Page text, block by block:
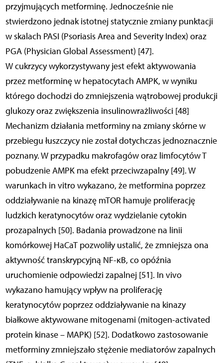
przyjmujących metforminę. Jednocześnie nie
stwierdzono jednak istotnej statycznie zmiany punktacji
w skalach PASI (Psoriasis Area and Severity Index) oraz
PGA (Physician Global Assessment) [47].
W cukrzycy wykorzystywany jest efekt aktywowania
przez metforminę w hepatocytach AMPK, w wyniku
którego dochodzi do zmniejszenia wątrobowej produkcji
glukozy oraz zwiększenia insulinowrażliwości [48]
Mechanizm działania metforminy na zmiany skórne w
przebiegu łuszczycy nie został dotychczas jednoznacznie
poznany. W przypadku makrofagów oraz limfocytów T
pobudzenie AMPK ma efekt przeciwzapalny [49]. W
warunkach in vitro wykazano, że metformina poprzez
oddziaływanie na kinazę mTOR hamuje proliferację
ludzkich keratynocytów oraz wydzielanie cytokin
prozapalnych [50]. Badania prowadzone na linii
komórkowej HaCaT pozwoliły ustalić, że zmniejsza ona
aktywność transkrypcyjną NF-κB, co opóźnia
uruchomienie odpowiedzi zapalnej [51]. In vivo
wykazano hamujący wpływ na proliferację
keratynocytów poprzez oddziaływanie na kinazy
białkowe aktywowane mitogenami (mitogen-activated
protein kinase – MAPK) [52]. Dodatkowo zastosowanie
metforminy zmniejszało stężenie mediatorów zapalnych